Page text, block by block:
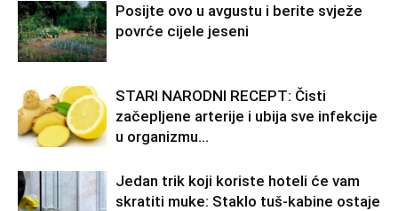
Posijte ovo u avgustu i berite svježe
povrće cijele jeseni
STARI NARODNI RECEPT: Čisti
začepljene arterije i ubija sve infekcije
u organizmu…
Jedan trik koji koriste hoteli će vam
skratiti muke: Staklo tuš-kabine ostaje